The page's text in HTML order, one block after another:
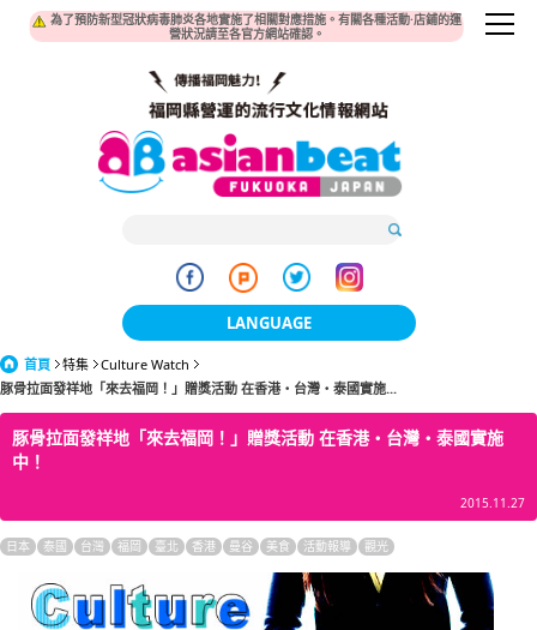
為了預防新型冠狀病毒肺炎各地實施了相關對應措施。有關各種活動·店鋪的運
營狀況請至各官方網站確認。
LANGUAGE
한국어
English
ภาษาไทย
首頁 特集
Culture Watch
豚骨拉面發祥地「來去福岡！」贈獎活動 在香港・台灣・泰國實施...
豚骨拉面發祥地「來去福岡！」贈獎活動 在香港・台灣・泰國實施
中！
2015.11.27
日本 泰國 台灣 福岡 臺北 香港 曼谷 美食 活動報導 觀光